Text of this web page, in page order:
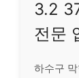
3.2
전문
하수구